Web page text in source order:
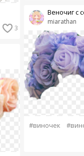
3
miarathan
Веночиг с
#виночек